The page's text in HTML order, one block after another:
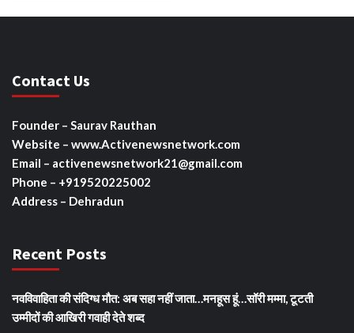
Contact Us
Founder – Saurav Rauthan
Website – www.Activenewsnetwork.com
Email – activenewsnetwork21@gmail.com
Phone – +919520225002
Address – Dehradun
Recent Posts
नवविवाहिता की संदिग्ध मौत: अब सहा नहीं जाता…मनहूस हूं…सॉरी मम्मा, टूटती
उम्मीदों की आखिरी गवाही देते शब्द